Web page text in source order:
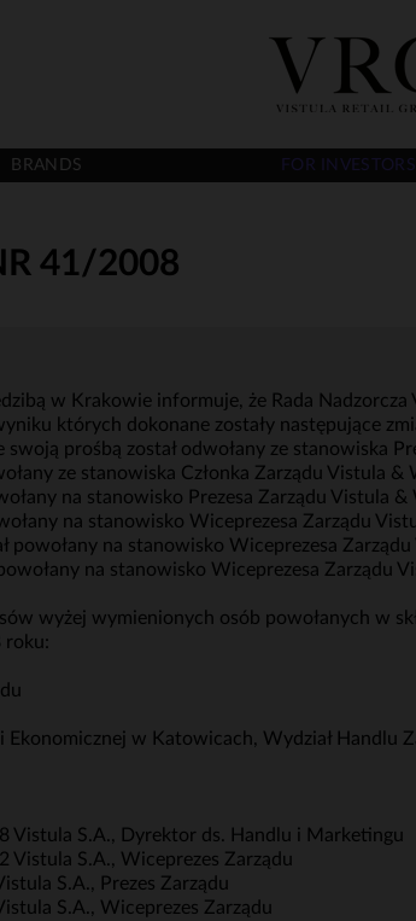
BRANDS FOR INVESTORS
41/2008
w Krakowie informuje, że Rada
których dokonane zostały następujące
swoją prośbą został odwołany ze stanowiska
ze stanowiska Członka Zarządu Vistula &
na stanowisko Prezesa Zarządu Vistula &
na stanowisko Wiceprezesa Zarządu
powołany na stanowisko Wiceprezesa
na stanowisko Wiceprezesa Zarządu
wyżej wymienionych osób powołanych w
roku:
w Katowicach, Wydział Handlu
Vistula S.A., Dyrektor ds. Handlu i Marketingu
Vistula S.A., Wiceprezes Zarządu
S.A., Prezes Zarządu
S.A., Wiceprezes Zarządu